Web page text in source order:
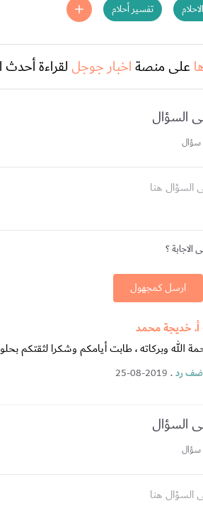
تفسير أحلام
على منصةاخبار جوجل لقراءة أحدث
السؤال
سؤال
هنا
؟
ارسل كمجهول
أ. خديجة محمد
الله وبركاته ، طابت أيامكم وشكرا لثقتكم
رد.
25-08-2019
السؤال
سؤال
هنا